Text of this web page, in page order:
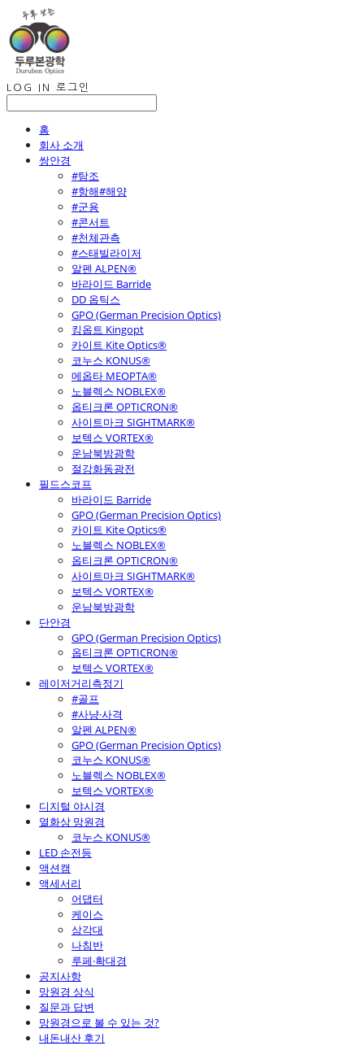
LOG IN 로그인
홈
회사 소개
쌍안경
#탐조
#항해#해양
#군용
#콘서트
#천체관측
#스태빌라이저
알펜 ALPEN®
바라이드 Barride
DD 옵틱스
GPO (German Precision Optics)
킹옵트 Kingopt
카이트 Kite Optics®
코누스 KONUS®
메옵타 MEOPTA®
노블렉스 NOBLEX®
옵티크론 OPTICRON®
사이트마크 SIGHTMARK®
보텍스 VORTEX®
운남북방광학
절강화동광전
필드스코프
바라이드 Barride
GPO (German Precision Optics)
카이트 Kite Optics®
노블렉스 NOBLEX®
옵티크론 OPTICRON®
사이트마크 SIGHTMARK®
보텍스 VORTEX®
운남북방광학
단안경
GPO (German Precision Optics)
옵티크론 OPTICRON®
보텍스 VORTEX®
레이저거리측정기
#골프
#사냥·사격
알펜 ALPEN®
GPO (German Precision Optics)
코누스 KONUS®
노블렉스 NOBLEX®
보텍스 VORTEX®
디지털 야시경
열화상 망원경
코누스 KONUS®
LED 손전등
액션캠
액세서리
어댑터
케이스
삼각대
나침반
루페·확대경
공지사항
망원경 상식
질문과 답변
망원경으로 볼 수 있는 것?
내돈내산 후기